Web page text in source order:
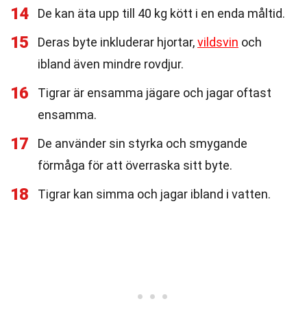
14 De kan äta upp till 40 kg kött i en enda måltid.
15 Deras byte inkluderar hjortar,vildsvin och
ibland även mindre rovdjur.
16
Tigrar är ensamma jägare och jagar oftast
ensamma.
17
De använder sin styrka och smygande
förmåga för att överraska sitt byte.
18 Tigrar kan simma och jagar ibland i vatten.